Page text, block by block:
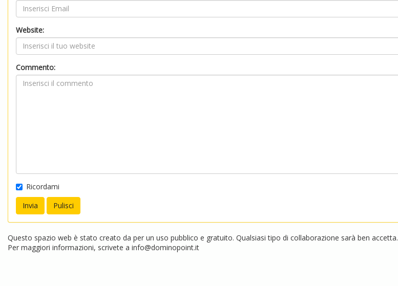
Website:
Commento:
Ricordami
Questo spazio web è stato creato da per un uso pubblico e gratuito. Qualsiasi tipo di collaborazione sarà ben accetta.
Per maggiori informazioni, scrivete a info@dominopoint.it